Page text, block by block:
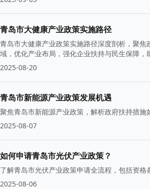
青岛市大健康产业政策实施路径
青岛市大健康产业政策实施路径深度剖析，聚
域，优化产业布局，强化企业扶持与民生保障
2025-08-20
青岛市新能源产业政策发展机遇
聚焦青岛市新能源产业政策，解析政府扶持措
2025-08-07
如何申请青岛市光伏产业政策？
了解青岛市光伏产业政策申请全流程，包括资
2025-08-06